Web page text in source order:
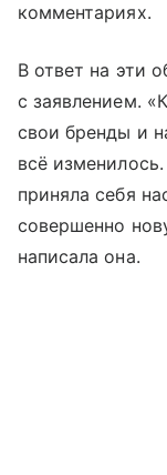
комментариях.
В ответ на эти
с заявлением.
свои бренды и
всё
приняла себя
совершенно
написала она.